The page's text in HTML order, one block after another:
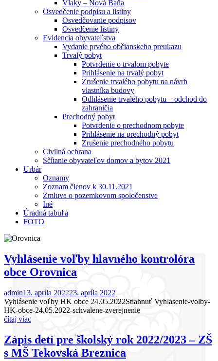
Vlaky – Nová Baňa
Osvedčenie podpisu a listiny
Osvedčovanie podpisov
Osvedčenie listiny
Evidencia obyvateľstva
Vydanie prvého občianskeho preukazu
Trvalý pobyt
Potvrdenie o trvalom pobyte
Prihlásenie na trvalý pobyt
Zrušenie trvalého pobytu na návrh
vlastníka budovy
Odhlásenie trvalého pobytu – odchod do
zahraničia
Prechodný pobyt
Potvrdenie o prechodnom pobyte
Prihlásenie na prechodný pobyt
Zrušenie prechodného pobytu
Civilná ochrana
Sčítanie obyvateľov domov a bytov 2021
Urbár
Oznamy
Zoznam členov k 30.11.2021
Zmluva o pozemkovom spoločenstve
Iné
Úradná tabuľa
FOTO
Vyhlásenie voľby hlavného kontrolóra
obce Orovnica
admin13. apríla 202223. apríla 2022
Vyhlásenie voľby HK obce 24.05.2022Stiahnuť Vyhlasenie-volby-
HK-obce-24.05.2022-schvalene-zverejnenie
čítaj viac
Zápis detí pre školský rok 2022/2023 – ZŠ
s MŠ Tekovská Breznica